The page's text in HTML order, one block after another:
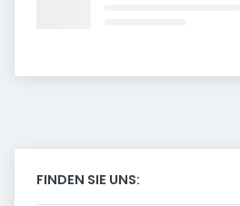
FINDEN SIE UNS: